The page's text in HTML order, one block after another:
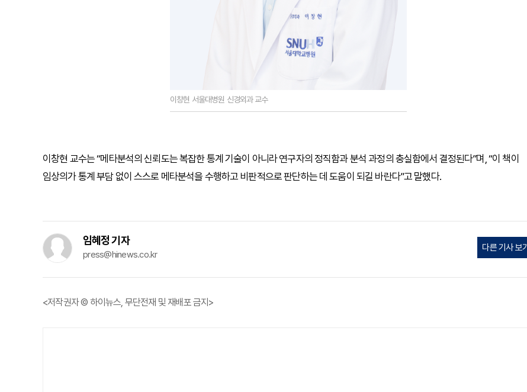
이창현 서울대병원 신경외과 교수
이창현 교수는 “메타분석의 신뢰도는 복잡한 통계 기술이 아니라 연구자의 정직함과 분석 과정의 충실함에서 결정된다”며, “이 책이
임상의가 통계 부담 없이 스스로 메타분석을 수행하고 비판적으로 판단하는 데 도움이 되길 바란다”고 말했다.
임혜정 기자
press@hinews.co.kr
다른 기사 보기
<저작권자 © 하이뉴스, 무단전재 및 재배포 금지>